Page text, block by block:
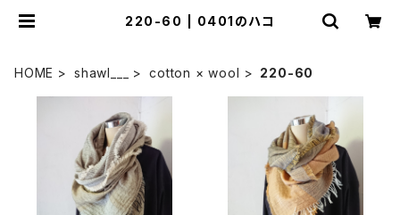
220-60 | 0401のハコ
HOME shawl___ cotton × wool 220-60